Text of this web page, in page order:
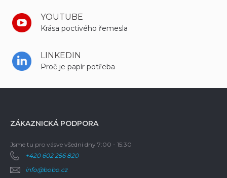
YOUTUBE
Krása poctivého řemesla
LINKEDIN
Proč je papír potřeba
ZÁKAZNICKÁ PODPORA
Jsme tu pro vásve všední dny 7:00 - 15:30
+420 602 256 820
info@bobo.cz